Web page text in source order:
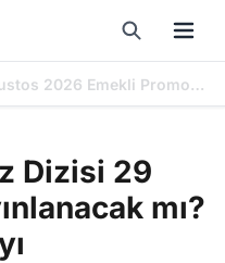
Kademeli Emeklilik Teklifi: 1999 Sonrası Sigorta Başlangıcı olanlar Kaç Yaşında Emekli Olacak?
Dizisi 29
mı?